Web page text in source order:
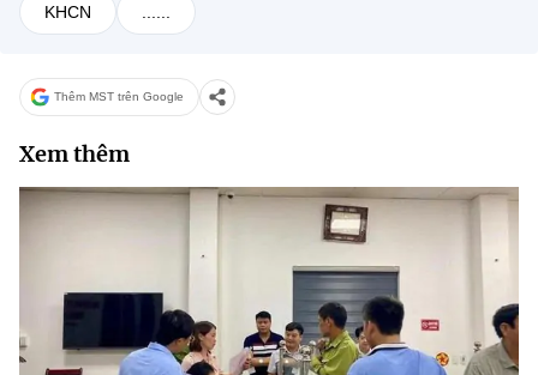
KHCN
Thêm MST trên Google
Xem thêm